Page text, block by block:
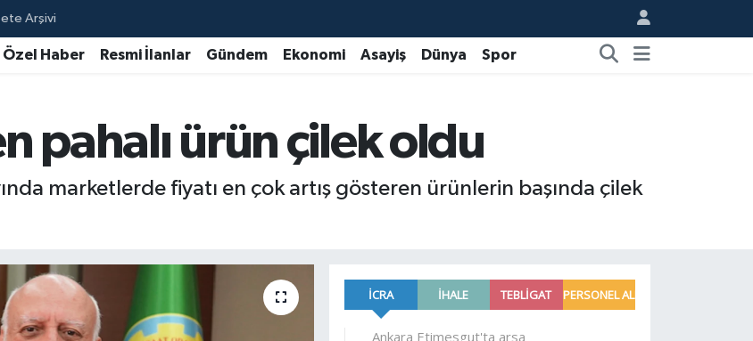
Arşivi
Özel Haber Resmi İlanlar Gündem Ekonomi Asayiş Dünya Spor
pahalı ürün çilek oldu
marketlerde fiyatı en çok artış gösteren ürünlerin başında çilek